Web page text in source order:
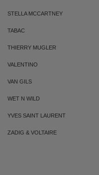
STELLA MCCARTNEY
TABAC
THIERRY MUGLER
VALENTINO
VAN GILS
WET N WILD
YVES SAINT LAURENT
ZADIG & VOLTAIRE